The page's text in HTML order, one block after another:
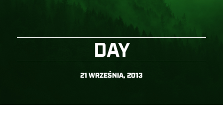
DAY
21 WRZEŚNIA, 2013